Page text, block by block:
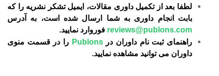
لطفا بعد از تکمیل داوری مقالات، ایمیل تشکر نشریه را که
بابت انجام داوری به شما ارسال شده است، به آدرس
reviews@publons.com فوروارد نمایید.
راهنمای ثبت نام داوران درPublons را در قسمت منوی
داوران می توانید مشاهده نمایید.